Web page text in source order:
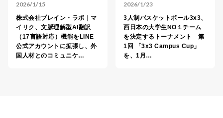
2026/1/15
株式会社ブレイン・ラボ｜マ
イリク、文脈理解型AI翻訳
（17言語対応）機能をLINE
公式アカウントに拡張し、外
国人材とのコミュニケ…
2026/1/23
3人制バスケットボール3x3、
西日本の大学生NO１チーム
を決定するトーナメント 第
1回 「3x3 Campus Cup」
を、1月…